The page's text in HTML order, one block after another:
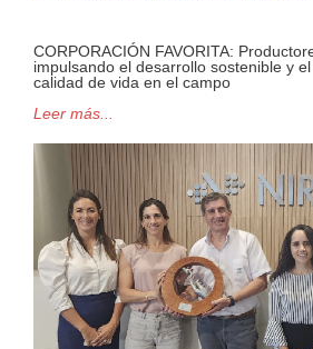
CORPORACIÓN FAVORITA:
impulsando el desarrollo sostenible y
calidad de vida en el campo
Leer más...